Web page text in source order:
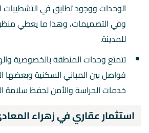
الوحدات ووجود تطابق في التشطيبات
وفي التصميمات، وهذا ما يعطي
للمدينة.
تتمتع وحدات المنطقة بالخصوصية
فواصل بين المباني السكنية وبعضها
خدمات الحراسة والأمن لحفظ سلامة
استثمار عقاري في زهراء